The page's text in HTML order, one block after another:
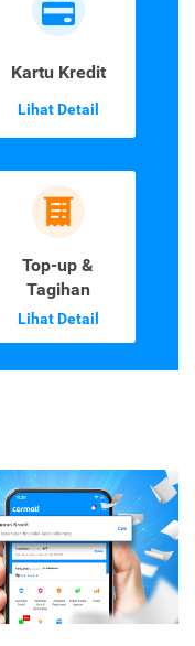
Kartu Kredit
Lihat Detail
Top-up &
Tagihan
Lihat Detail